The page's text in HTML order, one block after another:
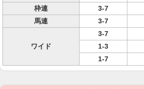
枠連
3-7
馬連
3-7
ワイド
3-7
1-3
1-7